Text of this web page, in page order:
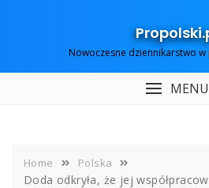
Nowoczesne dziennikarstwo
MENU
Home Polska
Doda odkryła, że jej